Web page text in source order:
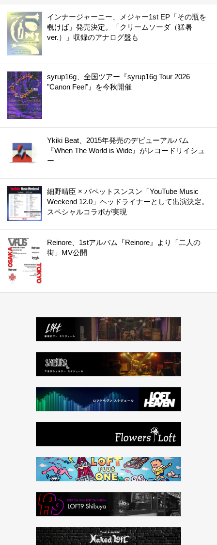
インナージャーニー、メジャー1st EP「その瓶を
覗けば」発売決定。「クリームソーダ（猛暑
ver.）」収録のアナログ盤も
syrup16g、全国ツアー『syrup16g Tour 2026
"Canon Feel"』を今秋開催
Ykiki Beat、2015年発売のデビューアルバム
『When The World is Wide』がレコードリイシュ
ー
細野晴臣 × パペットスンスン「YouTube Music
Weekend 12.0」ヘッドライナーとして出演決定。
スペシャルコラボが実現
Reinore、1stアルバム『Reinore』より「二人の
街」MV公開